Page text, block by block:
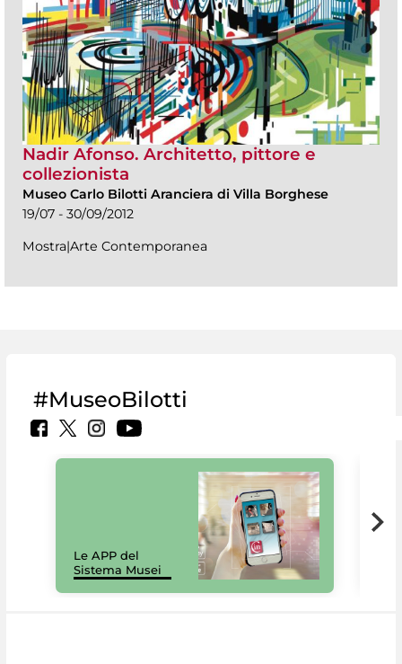
Nadir Afonso. Architetto, pittore e
collezionista
Museo Carlo Bilotti Aranciera di Villa Borghese
19/07 - 30/09/2012
Mostra|Arte Contemporanea
#MuseoBilotti
Le APP del
Sistema Musei